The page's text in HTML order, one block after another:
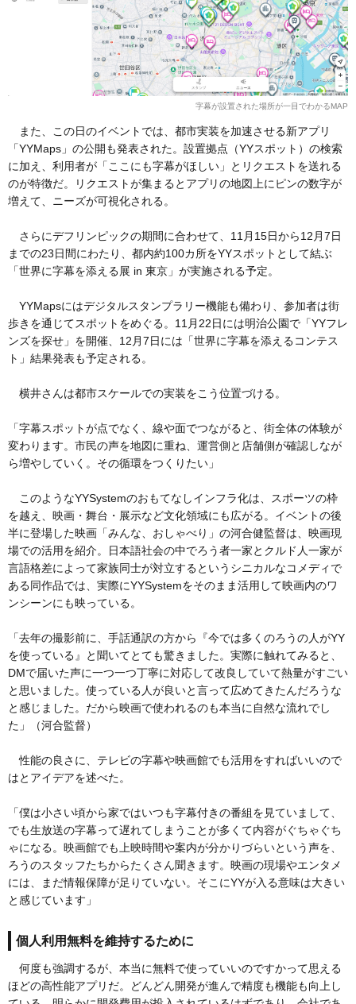
字幕が設置された場所が一目でわかるMAP
また、この日のイベントでは、都市実装を加速させる新アプリ
「YYMaps」の公開も発表された。設置拠点（YYスポット）の検索
に加え、利用者が「ここにも字幕がほしい」とリクエストを送れる
のが特徴だ。リクエストが集まるとアプリの地図上にピンの数字が
増えて、ニーズが可視化される。
さらにデフリンピックの期間に合わせて、11月15日から12月7日
までの23日間にわたり、都内約100カ所をYYスポットとして結ぶ
「世界に字幕を添える展 in 東京」が実施される予定。
YYMapsにはデジタルスタンプラリー機能も備わり、参加者は街
歩きを通じてスポットをめぐる。11月22日には明治公園で「YYフレ
ンズを探せ」を開催、12月7日には「世界に字幕を添えるコンテス
ト」結果発表も予定される。
横井さんは都市スケールでの実装をこう位置づける。
「字幕スポットが点でなく、線や面でつながると、街全体の体験が
変わります。市民の声を地図に重ね、運営側と店舗側が確認しなが
ら増やしていく。その循環をつくりたい」
このようなYYSystemのおもてなしインフラ化は、スポーツの枠
を越え、映画・舞台・展示など文化領域にも広がる。イベントの後
半に登場した映画「みんな、おしゃべり」の河合健監督は、映画現
場での活用を紹介。日本語社会の中でろう者一家とクルド人一家が
言語格差によって家族同士が対立するというシニカルなコメディで
ある同作品では、実際にYYSystemをそのまま活用して映画内のワ
ンシーンにも映っている。
「去年の撮影前に、手話通訳の方から『今では多くのろうの人がYY
を使っている』と聞いてとても驚きました。実際に触れてみると、
DMで届いた声に一つ一つ丁寧に対応して改良していて熱量がすごい
と思いました。使っている人が良いと言って広めてきたんだろうな
と感じました。だから映画で使われるのも本当に自然な流れでし
た」（河合監督）
性能の良さに、テレビの字幕や映画館でも活用をすればいいので
はとアイデアを述べた。
「僕は小さい頃から家ではいつも字幕付きの番組を見ていまして、
でも生放送の字幕って遅れてしまうことが多くて内容がぐちゃぐち
ゃになる。映画館でも上映時間や案内が分かりづらいという声を、
ろうのスタッフたちからたくさん聞きます。映画の現場やエンタメ
には、まだ情報保障が足りていない。そこにYYが入る意味は大きい
と感じています」
個人利用無料を維持するために
何度も強調するが、本当に無料で使っていいのですかって思える
ほどの高性能アプリだ。どんどん開発が進んで精度も機能も向上し